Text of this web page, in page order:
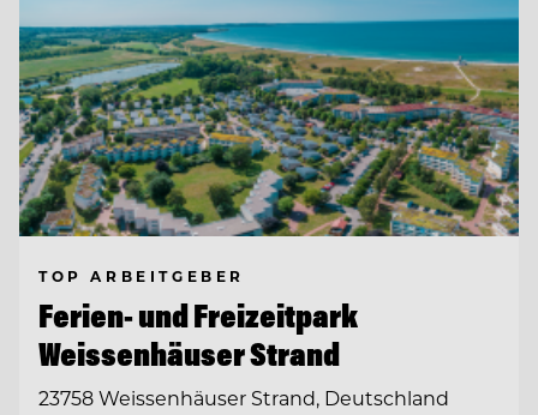
TOP ARBEITGEBER
Ferien- und Freizeitpark
Weissenhäuser Strand
23758 Weissenhäuser Strand, Deutschland